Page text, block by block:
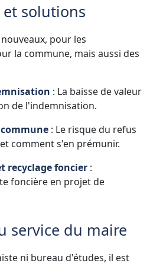
et solutions
pour les
la commune, mais aussi des
: La baisse de valeur
de l'indemnisation.
: Le risque du refus
comment s'en prémunir.
recyclage foncier :
foncière en projet de
service du maire
ni bureau d'études, il est